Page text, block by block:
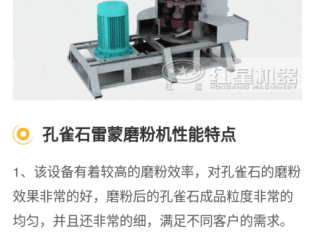
孔雀石雷蒙磨粉机性能特点
1、该设备有着较高的磨粉效率，对孔雀石的磨粉
效果非常的好，磨粉后的孔雀石成品粒度非常的
均匀，并且还非常的细，满足不同客户的需求。